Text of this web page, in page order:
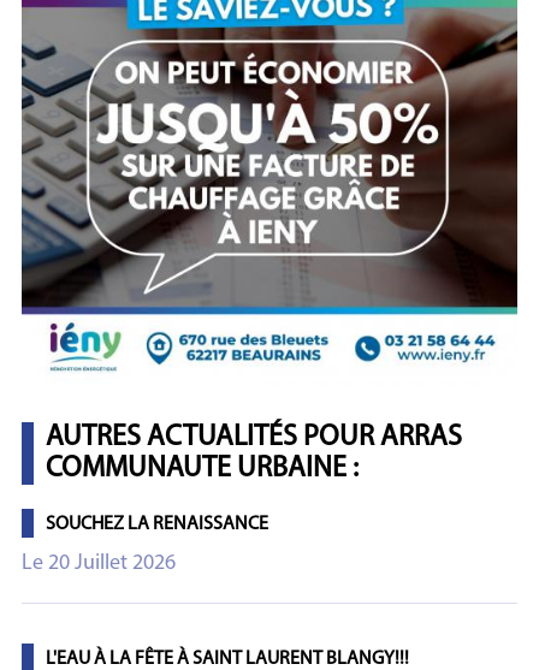
AUTRES ACTUALITÉS POUR ARRAS
COMMUNAUTE URBAINE :
SOUCHEZ LA RENAISSANCE
Le 20 Juillet 2026
L'EAU À LA FÊTE À SAINT LAURENT BLANGY!!!